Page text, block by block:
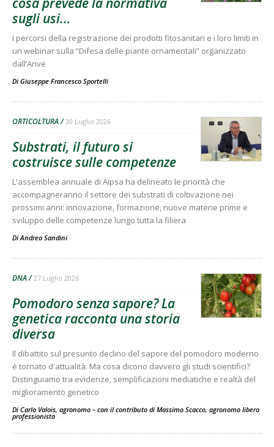
sugli usi...
I percorsi della registrazione dei prodotti fitosanitari e i loro limiti in
un webinar sulla “Difesa delle piante ornamentali” organizzato
dall’Anve
Di Giuseppe Francesco Sportelli
ORTICOLTURA 30 Luglio 2026
Substrati, il futuro si
costruisce sulle competenze
L'assemblea annuale di Aipsa ha delineato le priorità che
accompagneranno il settore dei substrati di coltivazione nei
prossimi anni: innovazione, formazione, nuove materie prime e
sviluppo delle competenze lungo tutta la filiera
Di Andrea Sandini -
DNA 27 Luglio 2026
Pomodoro senza sapore? La
genetica racconta una storia
diversa
Il dibattito sul presunto declino del sapore del pomodoro moderno
è tornato d'attualità. Ma cosa dicono davvero gli studi scientifici?
Distinguiamo tra evidenze, semplificazioni mediatiche e realtà del
miglioramento genetico
Di Carlo Valois, agronomo – con il contributo di Massimo Scacco, agronomo libero
professionista -